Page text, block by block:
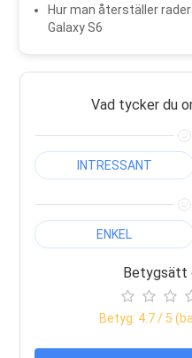
Hur man återställer
Galaxy S6
Vad tycker du
INTRESSANT
ENKEL
Betygsätt
Betyg: 4.7/ 5